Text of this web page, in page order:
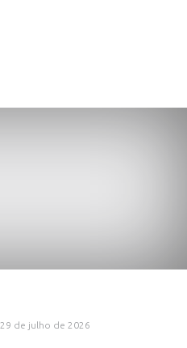
29 de julho de 2026